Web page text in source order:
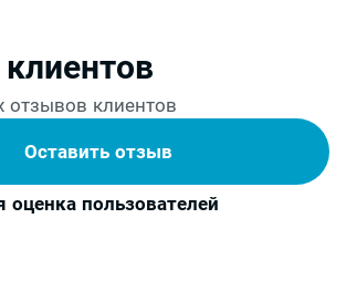
отзывов клиентов
Оставить отзыв
пользователей